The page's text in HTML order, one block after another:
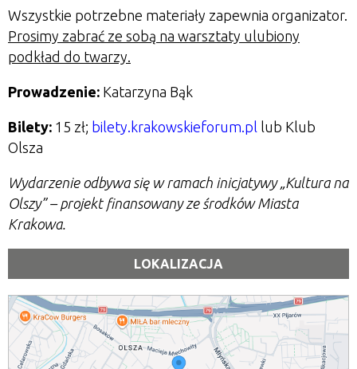
Wszystkie potrzebne materiały zapewnia organizator.
Prosimy zabrać ze sobą na warsztaty ulubiony
podkład do twarzy.
Prowadzenie: Katarzyna Bąk
Bilety: 15 zł; bilety.krakowskieforum.pl lub Klub
Olsza
Wydarzenie odbywa się w ramach inicjatywy „Kultura na
Olszy” – projekt finansowany ze środków Miasta
Krakowa.
LOKALIZACJA